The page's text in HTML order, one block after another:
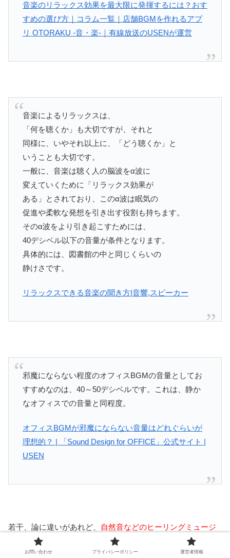
音楽のリラックス効果を最大限に発揮するには？おす
すめの選び方｜コラム一覧｜店舗BGMを作れるアプ
リ OTORAKU -音・楽-｜有線放送のUSENが運営
音楽によるリラックスは、
「何を聴くか」も大切ですが、それと
同様に、いやそれ以上に、「どう聴くか」と
いうことも大切です。
一般に、音楽は聴く人の脳波をα波に
変えていくために「リラックス効果が
ある」とされており、このα波は眠気の
促進や柔軟な発想を引き出す役割も持ちます。
そのα波をより引き起こすためには、
40デシベル以下の音量が条件となります。
具体的には、図書館の中と同じくらいの
静けさです。
リラックスできる音楽の聞き方|音響,スピーカー
邪魔にならない程度のオフィスBGMの音量としてお
すすめなのは、40～50デシベルです。これは、静か
なオフィスでの音量と同程度。
オフィスBGMが邪魔にならない音量はどれぐらいが
理想的？ | 「Sound Design for OFFICE」公式サイト |
USEN
若干、論に違いがあれど、
自然音などのヒーリングミュージ
ックでリラックス効果を発揮したい、あるいは邪魔にならな
い程度の音量で聞きたいなら、40db（デシベル）以下である
お問い合わせ プライバシーポリシー 運営者情報